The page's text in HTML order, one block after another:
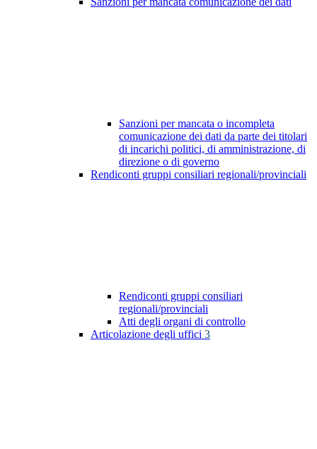
Sanzioni per mancata o incompleta
comunicazione dei dati da parte dei titolari
di incarichi politici, di amministrazione, di
direzione o di governo
Rendiconti gruppi consiliari regionali/provinciali
Rendiconti gruppi consiliari
regionali/provinciali
Atti degli organi di controllo
Articolazione degli uffici 3